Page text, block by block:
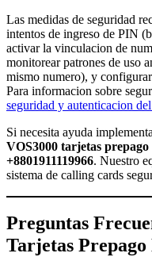
Las medidas de seguridad
intentos de ingreso de PIN
activar la vinculacion de
monitorear patrones de uso
mismo numero), y
Para informacion sobre
seguridad y autenticacion
Si necesita ayuda
VOS3000 tarjetas prepago
+8801911119966. Nuestro
sistema de calling cards
Preguntas
Tarjetas Prepago